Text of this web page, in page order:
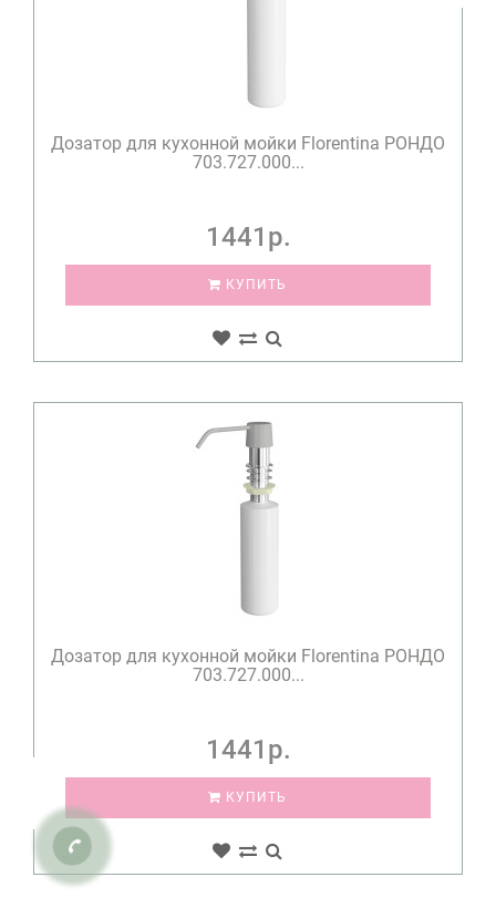
Дозатор для кухонной мойки Florentina РОНДО
703.727.000...
1441р.
КУПИТЬ
Дозатор для кухонной мойки Florentina РОНДО
703.727.000...
1441р.
КУПИТЬ